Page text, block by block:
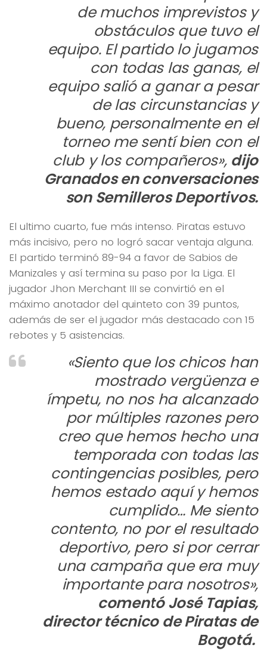
de muchos imprevistos y
obstáculos que tuvo el
equipo. El partido lo jugamos
con todas las ganas, el
equipo salió a ganar a pesar
de las circunstancias y
bueno, personalmente en el
torneo me sentí bien con el
club y los compañeros», dijo
Granados en conversaciones
son Semilleros Deportivos.
El ultimo cuarto, fue más intenso. Piratas estuvo
más incisivo, pero no logró sacar ventaja alguna.
El partido terminó 89-94 a favor de Sabios de
Manizales y así termina su paso por la Liga. El
jugador Jhon Merchant III se convirtió en el
máximo anotador del quinteto con 39 puntos,
además de ser el jugador más destacado con 15
rebotes y 5 asistencias.
«Siento que los chicos han
mostrado vergüenza e
ímpetu, no nos ha alcanzado
por múltiples razones pero
creo que hemos hecho una
temporada con todas las
contingencias posibles, pero
hemos estado aquí y hemos
cumplido… Me siento
contento, no por el resultado
deportivo, pero si por cerrar
una campaña que era muy
importante para nosotros»,
comentó José Tapias,
director técnico de Piratas de
Bogotá.